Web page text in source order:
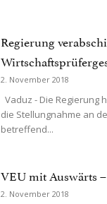
Regierung
2. November 2018
Vaduz - Die Regierung
die Stellungnahme an
betreffend...
VEU mit Auswärts
2. November 2018